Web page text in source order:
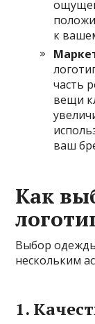
к
часть
вещи
ваш
Как
Выбор
нескольким
1.